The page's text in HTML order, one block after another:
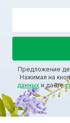
Предложение
Нажимая на
данных и даете